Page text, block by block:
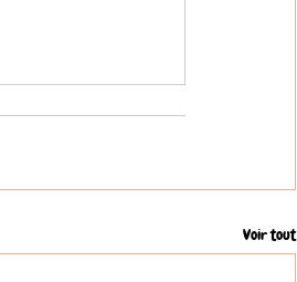
Voir tout